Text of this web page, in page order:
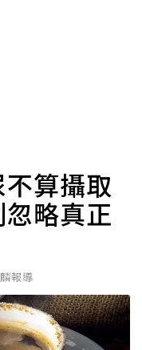
算攝取
略真正
報導